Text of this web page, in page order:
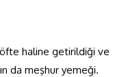
haline getirildiği ve
da meşhur yemeği.